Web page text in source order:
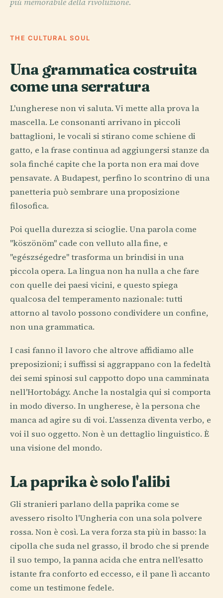
THE CULTURAL SOUL
Una grammatica costruita
come una serratura
L'ungherese non vi saluta. Vi mette alla prova la
mascella. Le consonanti arrivano in piccoli
battaglioni, le vocali si stirano come schiene di
gatto, e la frase continua ad aggiungersi stanze da
sola finché capite che la porta non era mai dove
pensavate. A Budapest, perfino lo scontrino di una
panetteria può sembrare una proposizione
filosofica.
Poi quella durezza si scioglie. Una parola come
"köszönöm" cade con velluto alla fine, e
"egészségedre" trasforma un brindisi in una
piccola opera. La lingua non ha nulla a che fare
con quelle dei paesi vicini, e questo spiega
qualcosa del temperamento nazionale: tutti
attorno al tavolo possono condividere un confine,
non una grammatica.
I casi fanno il lavoro che altrove affidiamo alle
preposizioni; i suffissi si aggrappano con la fedeltà
dei semi spinosi sul cappotto dopo una camminata
nell'Hortobágy. Anche la nostalgia qui si comporta
in modo diverso. In ungherese, è la persona che
manca ad agire su di voi. L'assenza diventa verbo, e
voi il suo oggetto. Non è un dettaglio linguistico. È
una visione del mondo.
La paprika è solo l'alibi
Gli stranieri parlano della paprika come se
avessero risolto l'Ungheria con una sola polvere
rossa. Non è così. La vera forza sta più in basso: la
cipolla che suda nel grasso, il brodo che si prende
il suo tempo, la panna acida che entra nell'esatto
istante fra conforto ed eccesso, e il pane lì accanto
come un testimone fedele.